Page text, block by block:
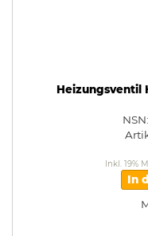
Heizungsventil
Inkl. 19%
In